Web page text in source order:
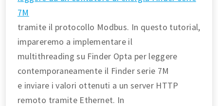
7M
tramite il protocollo Modbus. In questo tutorial,
impareremo a implementare il
multithreading su Finder Opta per leggere
contemporaneamente il Finder serie 7M
e inviare i valori ottenuti a un server HTTP
remoto tramite Ethernet. In